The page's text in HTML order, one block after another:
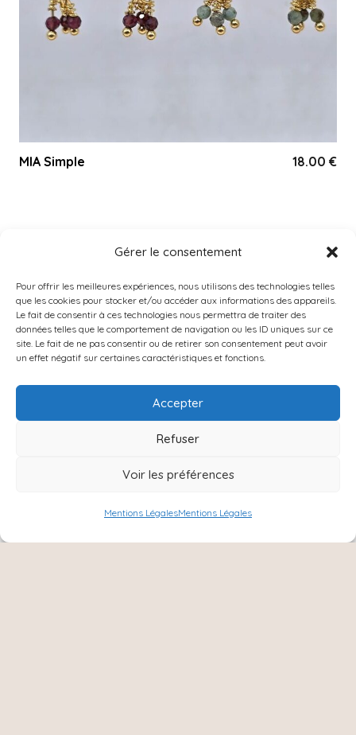
Gérer le consentement
Pour offrir les meilleures expériences, nous utilisons des technologies telles
que les cookies pour stocker et/ou accéder aux informations des appareils.
Le fait de consentir à ces technologies nous permettra de traiter des
données telles que le comportement de navigation ou les ID uniques sur ce
site. Le fait de ne pas consentir ou de retirer son consentement peut avoir
un effet négatif sur certaines caractéristiques et fonctions.
Accepter
Refuser
Voir les préférences
Mentions LégalesMentions Légales
MIA Simple 18.00 €
À PROPOS
Catégories
PRODUITS POPULAIRES